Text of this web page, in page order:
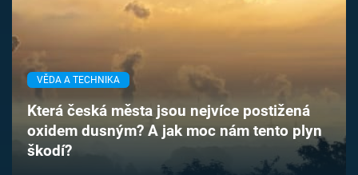
Pořady
Časopis
Sledujte prima+
VĚDA A TECHNIKA
Která česká města jsou nejvíce postižená
oxidem dusným? A jak moc nám tento plyn
škodí?